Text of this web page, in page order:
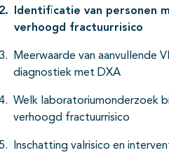
Identificatie van personen
verhoogd fractuurrisico
Meerwaarde van aanvullende
diagnostiek met DXA
Welk laboratoriumonderzoek
verhoogd fractuurrisico
Inschatting valrisico en